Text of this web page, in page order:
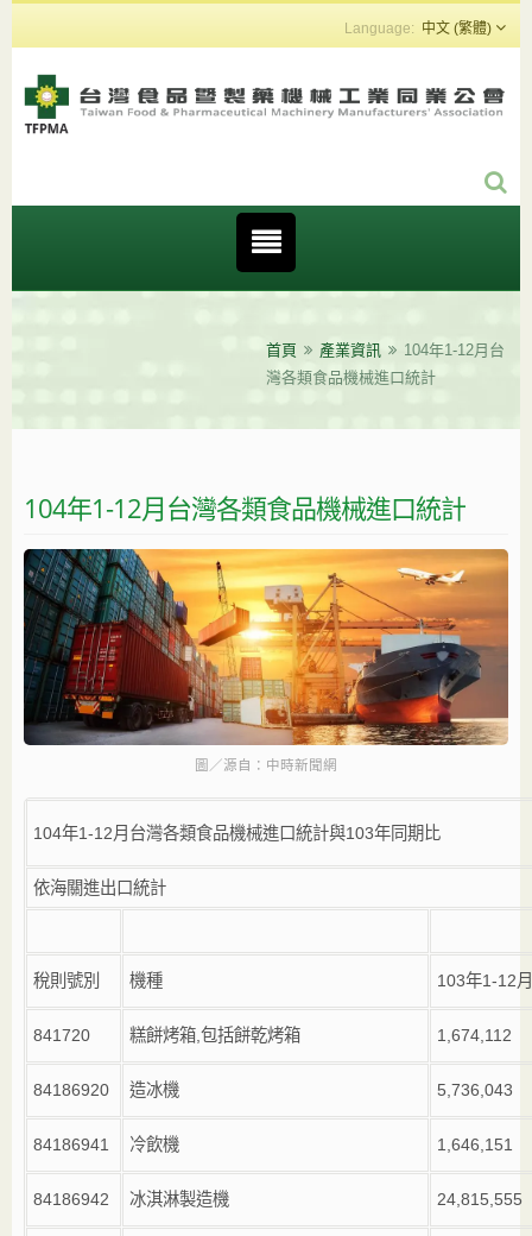
中文 (繁體)
首頁 產業資訊
104年1-12月台
灣各類食品機械進口統計
104年1-12月台灣各類食品機械進口統計
圖／源自：中時新聞網
104年1-12月台灣各類食品機械進口統計與103年同期比
依海關進出口統計
稅則號別 機種 103年1-12月
841720 糕餅烤箱 包括餅乾烤箱 1,674,112
84186920 造冰機 5,736,043
84186941 冷飲機 1,646,151
84186942 冰淇淋製造機 24,815,555